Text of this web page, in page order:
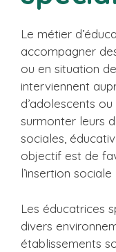
Le métier
accompagner
ou en situation
interviennent
d’adolescents
surmonter leurs
sociales,
objectif est de
l’insertion
Les éducatrices
divers
établissements